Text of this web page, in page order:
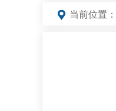
当前位置：